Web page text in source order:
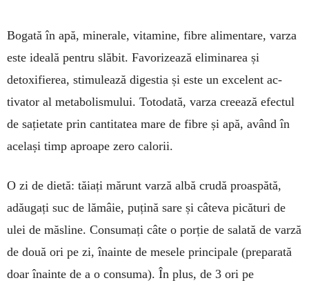
Bogată în apă, mine­rale, vitamine, fibre ali­men­tare, varza
este ide­ală pentru slăbit. Fa­vorizează eliminarea și
detoxifierea, sti­mu­lează digestia și es­te un excelent ac­
tivator al meta­bo­lismului. Totodată, var­­za creează efectul
de sațietate prin canti­tatea mare de fibre și apă, având în
același timp aproape zero calorii.
O zi de dietă: tăiați mă­­runt varză albă crudă proas­­pătă,
adăugați suc de lămâie, puțină sare și câteva picături de
ulei de măsline. Consumați câte o porție de salată de varză
de două ori pe zi, înainte de mesele principale (preparată
doar înainte de a o consuma). În plus, de 3 ori pe